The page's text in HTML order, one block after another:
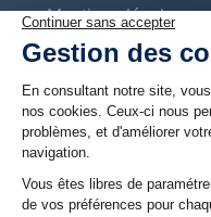
Mentions légales
Guide des Tailles
INFORMATIONS
Contactez-nous
Magasins
Identifiant